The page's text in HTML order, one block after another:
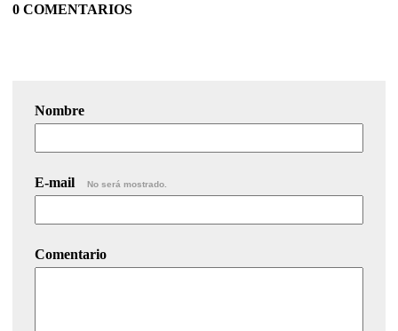
0 COMENTARIOS
Nombre
E-mail No será mostrado.
Comentario